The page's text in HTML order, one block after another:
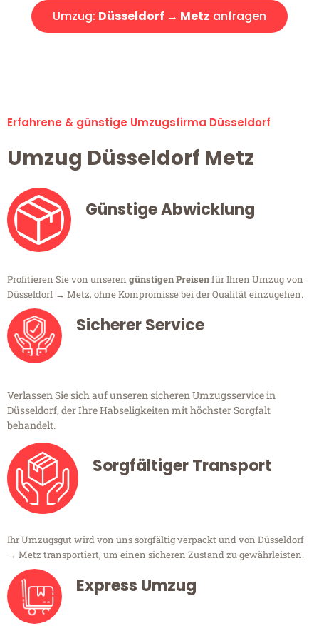
Umzug: Düsseldorf → Metz anfragen
Erfahrene & günstige Umzugsfirma Düsseldorf
Umzug Düsseldorf Metz
Günstige Abwicklung
Profitieren Sie von unseren günstigen Preisenfür Ihren Umzug von
Düsseldorf → Metz, ohne Kompromisse bei der Qualität einzugehen.
Sicherer Service
Verlassen Sie sich auf unseren sicheren Umzugsservice in
Düsseldorf, der Ihre Habseligkeiten mit höchster Sorgfalt
behandelt.
Sorgfältiger Transport
Ihr Umzugsgut wird von uns sorgfältig verpackt und von Düsseldorf
→ Metz transportiert, um einen sicheren Zustand zu gewährleisten.
Express Umzug